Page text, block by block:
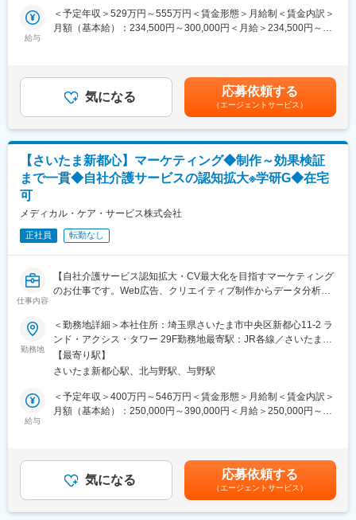
■入社後の流れ：
財務・経理の仕事から覚え、キャッチアップいただきます。入社
※係長など役職者を目指していただき、長く活躍いただくことを期
待しています。
■当社の魅力
【働きやすい就業環境】平均残業は10時間弱で、有給取得率も
80％以上です。本部職員に関しては有給取得率は100％に近く、
シフト制ではありますが、土日に休みやすく無理なく働ける環境
です。
【抜群の安定性】高齢化により介護サービス受給者も増加し、介
本の上場企業の平均130～150％）と経営状況も特に良好です。
変更の範囲：会社の定める業務
設に伴い、今回は増員募集となります。
【業務内容】
【組織構成】
各事業所には職員が20～30名くらい在籍しています（ケアマネジ
【研修制度】
入社後は、所長業務に必要な知識・スキルを習得いただくため、
となります。
■3か月目：所長業務の一部を担当し、独り立ちに向けた準備を進
めます
行に必要な知識・スキルの定着を支援します。
【働き方】
■健康経営優良法人2024を受賞、4年連続で認定いただいておりま
■リモートワーク制度もあり、業務に慣れていただいた後に相談可
能となります。まずは現場での業務理解を深めていただくため、
休・育休制度もあり産休育休復帰率は100％と女性も長く働きや
すい環境です。
給与
＜予定年収＞529万円～555万円＜賃金形態＞月給制＜賃金内訳＞
月額（基本給）：234,500円～300,000円＜月給＞234,500円～
の金額であり、選考を通じて上下する可能性があります。月給(月
額)は固定手当を含めた表記です。
気になる 応募依頼する
（エージェントサービス）
【さいたま新都心】マーケティング◆制作～効果検証
まで一貫◆自社介護サービスの認知拡大※学研G◆在宅
可
メディカル・ケア・サービス株式会社
正社員 転勤なし
仕事内容
【自社介護サービス認知拡大・CV最大化を目指すマーケティング
のお仕事です。Web広告、クリエイティブ制作からデータ分析ま
■業務概要
当社では全国350拠点以上の介護施設を運営しております。
今回は当社介護サービスの認知向上および利用促進を目的とした
マーケティング業務全般を担当いただきます。
オンライン／オフライン問わず広告企画・制作・運用・効果検証
まで一貫して手掛け、データ（費用対効果）を分析しながらマー
ケティングのPDCAサイクルを推進します。
・Webサイトや紙媒体（チラシ、パンフレット、横断幕等）のク
リエイティブ制作、ディレクション
・Google/Yahoo!等の運用型広告のプランニング、運用、改善
勤務地
＜勤務地詳細＞本社住所：埼玉県さいたま市中央区新都心11-2 ラ
ンド・アクシス・タワー 29F勤務地最寄駅：JR各線／さいたま新
都心駅受動喫煙対策：屋内全面禁煙変更の範囲：無
【最寄り駅】
さいたま新都心駅、北与野駅、与野駅
給与
＜予定年収＞400万円～546万円＜賃金形態＞月給制＜賃金内訳＞
月額（基本給）：250,000円～390,000円＜月給＞250,000円～
額)は固定手当を含めた表記です。
気になる 応募依頼する
（エージェントサービス）